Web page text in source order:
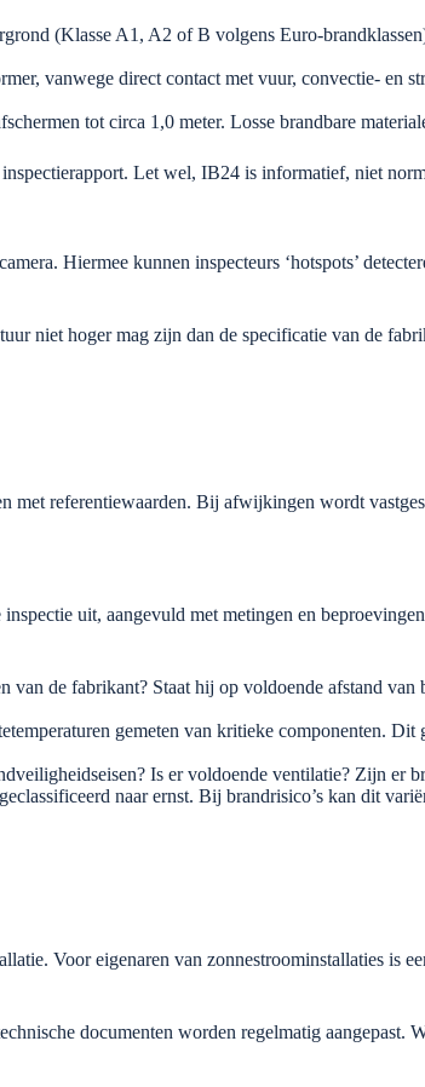
(Klasse A1, A2 of B volgens Euro-
vanwege direct contact met vuur, convectie- en
tot circa 1,0 meter. Losse brandbare
Let wel, IB24 is informatief, niet
Hiermee kunnen inspecteurs ‘hotspots’
niet hoger mag zijn dan de specificatie van de
met referentiewaarden. Bij afwijkingen wordt
uit, aangevuld met metingen en
van de fabrikant? Staat hij op voldoende afstand
gemeten van kritieke componenten.
Is er voldoende ventilatie? Zijn er
naar ernst. Bij brandrisico’s kan dit
Voor eigenaren van zonnestroominstallaties is
documenten worden regelmatig aangepast.